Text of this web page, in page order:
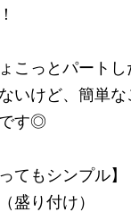
こっとパートし
いけど、簡単な
す◎
てもシンプル】
盛り付け）